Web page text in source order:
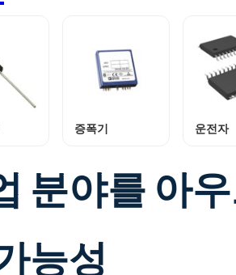
증폭기 운전자
분야를 아
능성